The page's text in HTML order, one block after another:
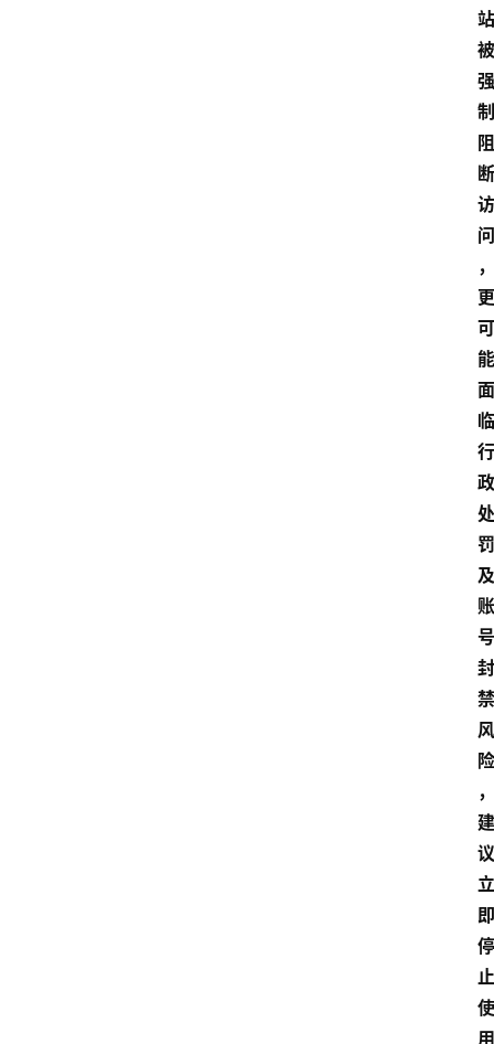
站
被
强
制
阻
断
访
问
，
更
可
能
面
临
行
政
处
罚
及
账
号
封
禁
风
险
，
建
议
立
即
停
止
使
用